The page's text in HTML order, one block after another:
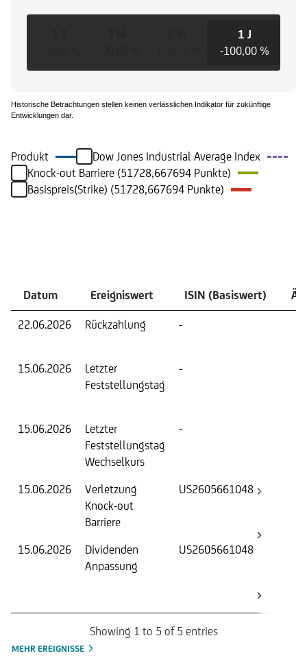
1 J
-100,00 %
Historische Betrachtungen stellen keinen verlässlichen Indikator für zukünftige
Entwicklungen dar.
Produkt
Dow Jones Industrial Average Index
Knock-out Barriere (51728,667694 Punkte)
Basispreis(Strike) (51728,667694 Punkte)
Datum Ereigniswert ISIN (Basiswert)
22.06.2026 Rückzahlung -
15.06.2026
Letzter
Feststellungstag
-
15.06.2026
Letzter
Feststellungstag
Wechselkurs
-
15.06.2026
Verletzung
Knock-out
Barriere
US2605661048
15.06.2026
Dividenden
Anpassung
US2605661048
Showing 1 to 5 of 5 entries
MEHR EREIGNISSE